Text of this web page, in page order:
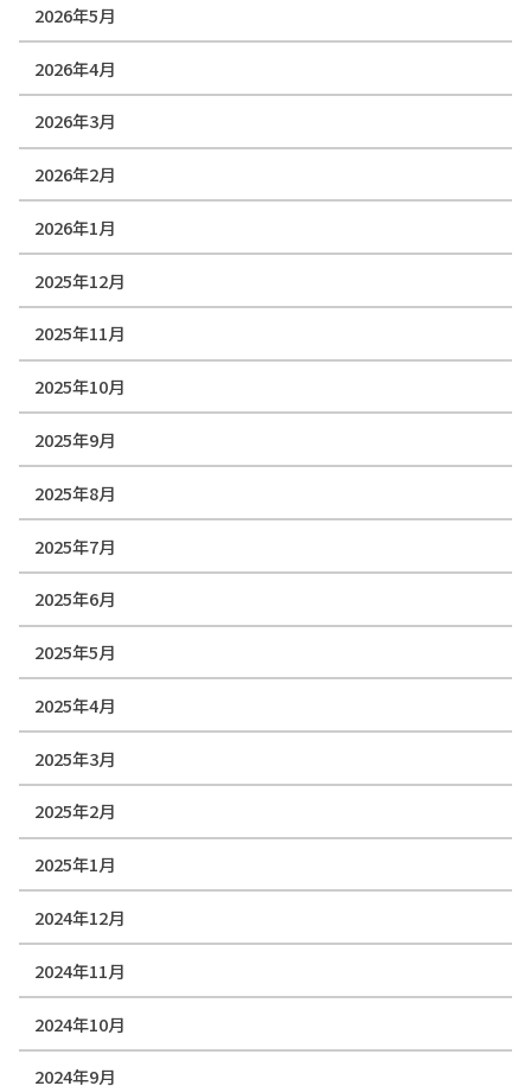
2026年5月
2026年4月
2026年3月
2026年2月
2026年1月
2025年12月
2025年11月
2025年10月
2025年9月
2025年8月
2025年7月
2025年6月
2025年5月
2025年4月
2025年3月
2025年2月
2025年1月
2024年12月
2024年11月
2024年10月
2024年9月